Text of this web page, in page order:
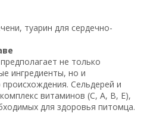
туарин для сердечно-
не только
ингредиенты, но и
Сельдерей и
витаминов (C, A, B, E),
для здоровья питомца.